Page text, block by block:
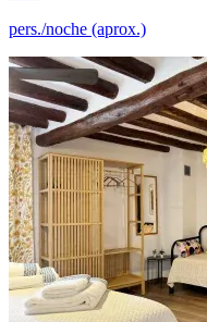
pers./noche (aprox.)